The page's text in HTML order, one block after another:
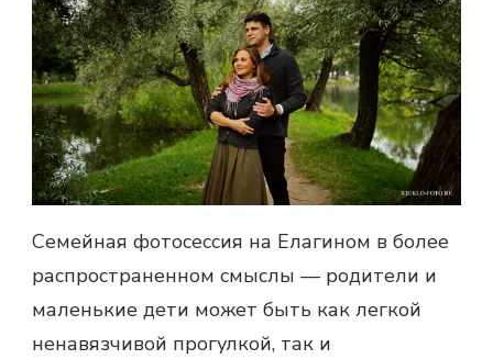
Семейная фотосессия на Елагином в более
распространенном смыслы — родители и
маленькие дети может быть как легкой
ненавязчивой прогулкой, так и